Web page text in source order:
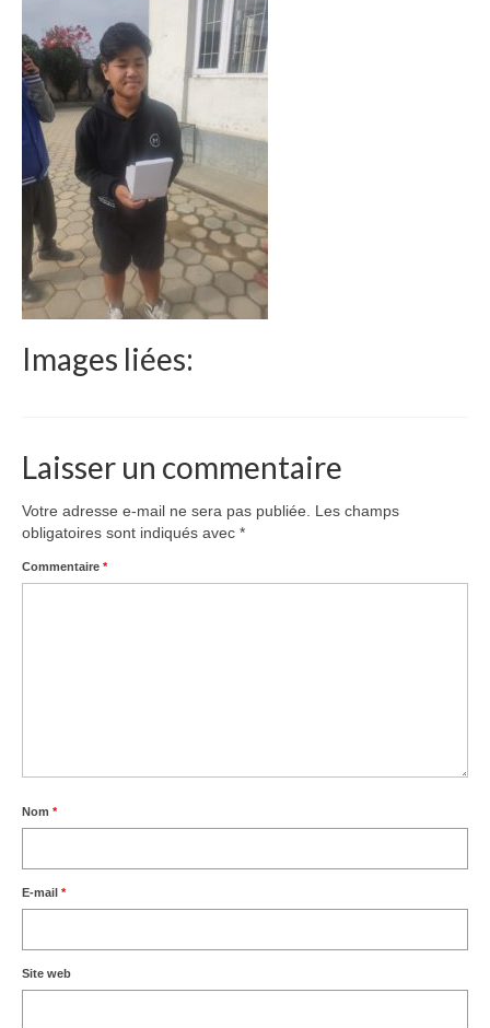
Le Népal
Documents
Parrainages
Missions 2023
Actualités
Nous contacter
Images liées:
Laisser un commentaire
Votre adresse e-mail ne sera pas publiée.
Les champs
obligatoires sont indiqués avec *
Commentaire *
Nom *
E-mail *
Site web